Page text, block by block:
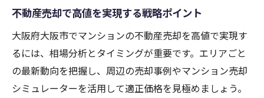
不動産売却で高値を実現する戦略ポイント
大阪府大阪市でマンションの不動産売却を高値で実現す
るには、相場分析とタイミングが重要です。エリアごと
の最新動向を把握し、周辺の売却事例やマンション売却
シミュレーターを活用して適正価格を見極めましょう。